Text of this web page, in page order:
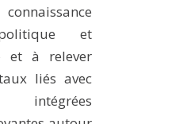
et
et à relever
liés avec